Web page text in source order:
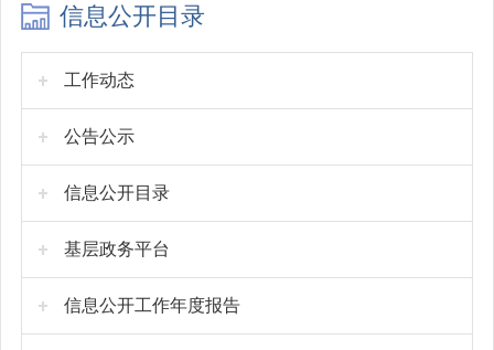
信息公开目录
工作动态
公告公示
信息公开目录
基层政务平台
信息公开工作年度报告